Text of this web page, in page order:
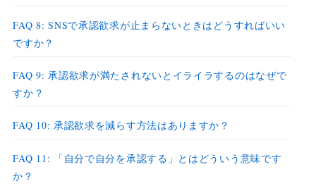
FAQ 8: SNSで承認欲求が止まらないときはどうすればいい
ですか？
FAQ 9: 承認欲求が満たされないとイライラするのはなぜで
すか？
FAQ 10: 承認欲求を減らす方法はありますか？
FAQ 11: 「自分で自分を承認する」とはどういう意味です
か？